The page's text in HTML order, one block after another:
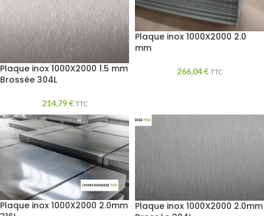
Plaque inox 1000X2000 1.5 mm
Brossée 304L
214,79€ TTC
Plaque inox 1000X2000 2.0
mm
266,04€ TTC
Plaque inox 1000X2000 2.0mm
Plaque inox 1000X2000 2.0mm